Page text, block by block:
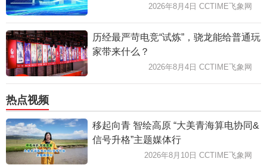
2026年8月4日 CCTIME飞象网
历经最严苛电竞“试炼”，骁龙能给普通玩
家带来什么？
2026年8月4日 CCTIME飞象网
热点视频
移起向青 智绘高原 “大美青海算电协同&
信号升格”主题媒体行
2026年8月10日 CCTIME飞象网